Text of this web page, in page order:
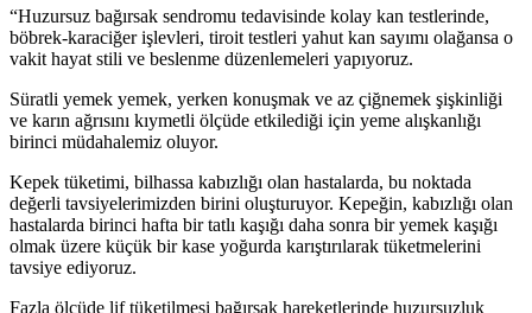
“Huzursuz bağırsak sendromu tedavisinde kolay kan testlerinde,
böbrek-karaciğer işlevleri, tiroit testleri yahut kan sayımı olağansa o
vakit hayat stili ve beslenme düzenlemeleri yapıyoruz.
Süratli yemek yemek, yerken konuşmak ve az çiğnemek şişkinliği
ve karın ağrısını kıymetli ölçüde etkilediği için yeme alışkanlığı
birinci müdahalemiz oluyor.
Kepek tüketimi, bilhassa kabızlığı olan hastalarda, bu noktada
değerli tavsiyelerimizden birini oluşturuyor. Kepeğin, kabızlığı olan
hastalarda birinci hafta bir tatlı kaşığı daha sonra bir yemek kaşığı
olmak üzere küçük bir kase yoğurda karıştırılarak tüketmelerini
tavsiye ediyoruz.
Fazla ölçüde lif tüketilmesi bağırsak hareketlerinde huzursuzluk